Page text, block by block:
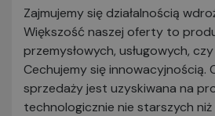
Zajmujemy się działalnością
Większość naszej oferty to
przemysłowych, usługowych,
Cechujemy się innowacyjnością.
sprzedaży jest uzyskiwana na
technologicznie nie starszych niż